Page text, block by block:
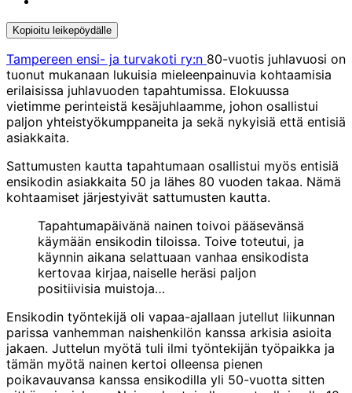
twitter
Kopioitu leikepöydälle
Kopioitu
leikepöydälle
Tampereen ensi- ja turvakoti ry:n 80-vuotis juhlavuosi on
tuonut mukanaan lukuisia mieleenpainuvia kohtaamisia
erilaisissa juhlavuoden tapahtumissa. Elokuussa
vietimme perinteistä kesäjuhlaamme, johon osallistui
paljon yhteistyökumppaneita ja sekä nykyisiä että entisiä
asiakkaita.
Sattumusten kautta tapahtumaan osallistui myös entisiä
ensikodin asiakkaita 50 ja lähes 80 vuoden takaa. Nämä
kohtaamiset järjestyivät sattumusten kautta.
Tapahtumapäivänä nainen toivoi pääsevänsä
käymään ensikodin tiloissa. Toive toteutui, ja
käynnin aikana selattuaan vanhaa ensikodista
kertovaa kirjaa, naiselle heräsi paljon
positiivisia muistoja…
Ensikodin työntekijä oli vapaa-ajallaan jutellut liikunnan
parissa vanhemman naishenkilön kanssa arkisia asioita
jakaen. Juttelun myötä tuli ilmi työntekijän työpaikka ja
tämän myötä nainen kertoi olleensa pienen
poikavauvansa kanssa ensikodilla yli 50-vuotta sitten